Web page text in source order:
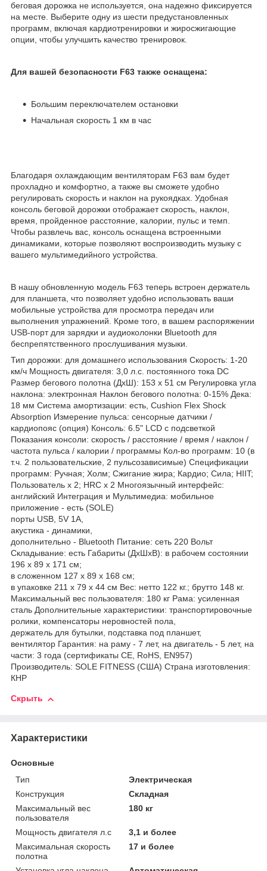
беговая дорожка не используется, она надежно фиксируется
на месте. Выберите одну из шести предустановленных
программ, включая кардиотренировки и жиросжигающие
опции, чтобы улучшить качество тренировок.
Для вашей безопасности F63 также оснащена:
Большим переключателем остановки
Начальная скорость 1 км в час
Благодаря охлаждающим вентиляторам F63 вам будет
прохладно и комфортно, а также вы сможете удобно
регулировать скорость и наклон на рукоядках. Удобная
консоль беговой дорожки отображает скорость, наклон,
время, пройденное расстояние, калории, пульс и темп.
Чтобы развлечь вас, консоль оснащена встроенными
динамиками, которые позволяют воспроизводить музыку с
вашего мультимедийного устройства.
В нашу обновленную модель F63 теперь встроен держатель
для планшета, что позволяет удобно использовать ваши
мобильные устройства для просмотра передач или
выполнения упражнений. Кроме того, в вашем распоряжении
USB-порт для зарядки и аудиоколонки Bluetooth для
беспрепятственного прослушивания музыки.
Тип дорожки: для домашнего использования Скорость: 1-20
км/ч Мощность двигателя: 3,0 л.с. постоянного тока DC
Размер бегового полотна (ДхШ): 153 х 51 см Регулировка угла
наклона: электронная Наклон бегового полотна: 0-15% Дека:
18 мм Система амортизации: есть, Cushion Flex Shock
Absorption Измерение пульса: сенсорные датчики /
кардиопояс (опция) Консоль: 6.5" LCD с подсветкой
Показания консоли: скорость / расстояние / время / наклон /
частота пульса / калории / программы Кол-во программ: 10 (в
т.ч. 2 пользовательские, 2 пульсозависимые) Спецификации
программ: Ручная; Холм; Сжигание жира; Кардио; Сила; HIIT;
Пользователь х 2; HRC х 2 Многоязычный интерфейс:
английский Интеграция и Мультимедиа: мобильное
приложение - есть (SOLE)
порты USB, 5V 1A,
акустика - динамики,
дополнительно - Bluetooth Питание: сеть 220 Вольт
Складывание: есть Габариты (ДхШхВ): в рабочем состоянии
196 х 89 х 171 см;
в сложенном 127 х 89 х 168 см;
в упаковке 211 х 79 х 44 см Вес: нетто 122 кг.; брутто 148 кг.
Максимальный вес пользователя: 180 кг Рама: усиленная
сталь Дополнительные характеристики: транспортировочные
ролики, компенсаторы неровностей пола,
держатель для бутылки, подставка под планшет,
вентилятор Гарантия: на раму - 7 лет, на двигатель - 5 лет, на
части: 3 года (cертификаты CE, RoHS, EN957)
Производитель: SOLE FITNESS (США) Страна изготовления:
КНР
Скрыть
Характеристики
Основные
Тип
Электрическая
Конструкция
Складная
Максимальный вес
пользователя
180 кг
Мощность двигателя л.с
3,1 и более
Максимальная скорость
полотна
17 и более